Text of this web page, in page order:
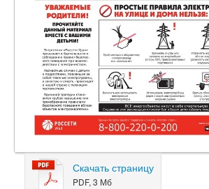
Скачать страницу
PDF, 3 Мб